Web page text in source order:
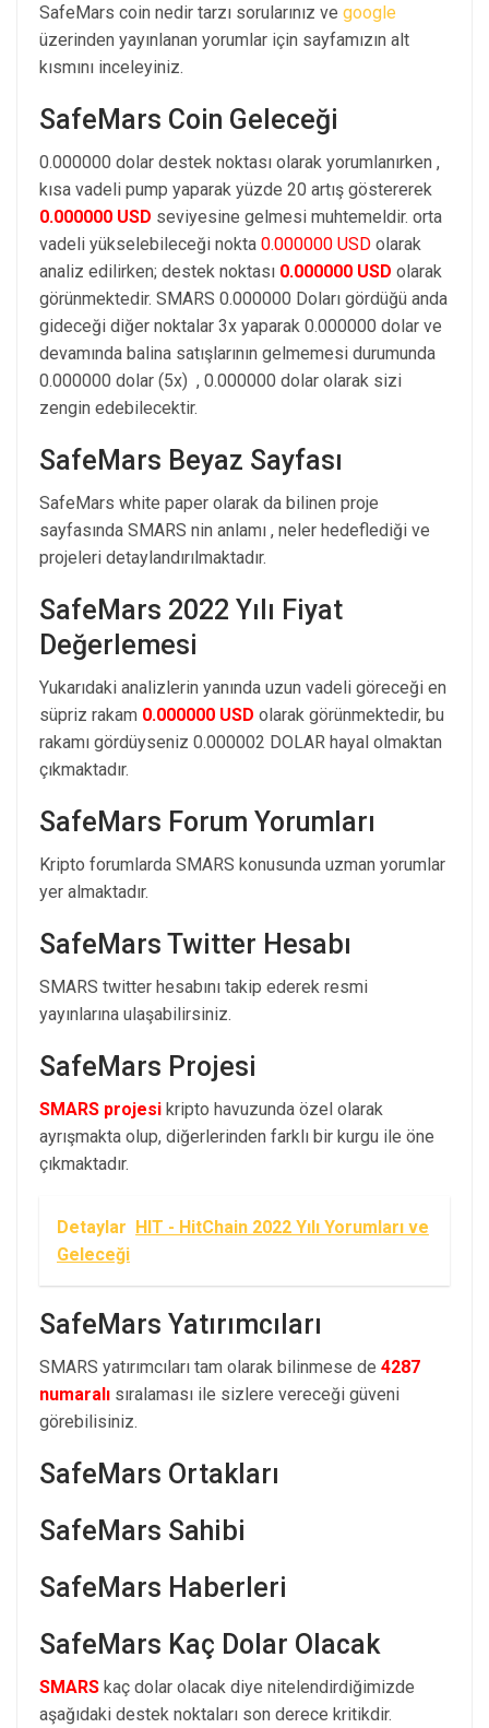
SafeMars coin nedir tarzı sorularınız ve google
üzerinden yayınlanan yorumlar için sayfamızın alt
kısmını inceleyiniz.
SafeMars Coin Geleceği
0.000000 dolar destek noktası olarak yorumlanırken ,
kısa vadeli pump yaparak yüzde 20 artış göstererek
0.000000 USD seviyesine gelmesi muhtemeldir. orta
vadeli yükselebileceği nokta 0.000000 USD olarak
analiz edilirken; destek noktası 0.000000 USD olarak
görünmektedir. SMARS 0.000000 Doları gördüğü anda
gideceği diğer noktalar 3x yaparak 0.000000 dolar ve
devamında balina satışlarının gelmemesi durumunda
0.000000 dolar (5x) , 0.000000 dolar olarak sizi
zengin edebilecektir.
SafeMars Beyaz Sayfası
SafeMars white paper olarak da bilinen proje
sayfasında SMARS nin anlamı , neler hedeflediği ve
projeleri detaylandırılmaktadır.
SafeMars 2022 Yılı Fiyat
Değerlemesi
Yukarıdaki analizlerin yanında uzun vadeli göreceği en
süpriz rakam 0.000000 USD olarak görünmektedir, bu
rakamı gördüyseniz 0.000002 DOLAR hayal olmaktan
çıkmaktadır.
SafeMars Forum Yorumları
Kripto forumlarda SMARS konusunda uzman yorumlar
yer almaktadır.
SafeMars Twitter Hesabı
SMARS twitter hesabını takip ederek resmi
yayınlarına ulaşabilirsiniz.
SafeMars Projesi
SMARS projesi kripto havuzunda özel olarak
ayrışmakta olup, diğerlerinden farklı bir kurgu ile öne
çıkmaktadır.
Detaylar HIT - HitChain 2022 Yılı Yorumları ve
Geleceği
SafeMars Yatırımcıları
SMARS yatırımcıları tam olarak bilinmese de 4287
numaralı sıralaması ile sizlere vereceği güveni
görebilisiniz.
SafeMars Ortakları
SafeMars Sahibi
SafeMars Haberleri
SafeMars Kaç Dolar Olacak
SMARS kaç dolar olacak diye nitelendirdiğimizde
aşağıdaki destek noktaları son derece kritikdir.